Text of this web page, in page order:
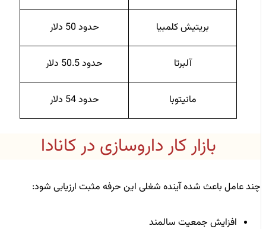
بریتیش کلمبیا حدود 50 دلار
آلبرتا حدود 50.5 دلار
مانیتوبا حدود 54 دلار
بازار کار داروسازی در کانادا
چند عامل باعث شده آینده شغلی این حرفه مثبت ارزیابی شود:
افزایش جمعیت سالمند